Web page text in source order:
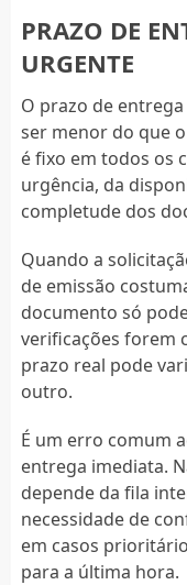
PRAZO DE
URGENTE
O prazo de
ser menor do que
é fixo em todos os
urgência, da
completude dos
Quando a
de emissão
documento só
verificações forem
prazo real pode
outro.
É um erro comum
entrega imediata.
depende da fila
necessidade de
em casos
para a última hora.